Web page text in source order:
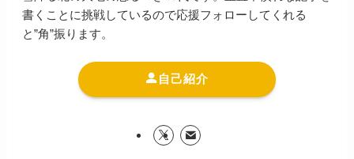
書くことに挑戦しているので応援フォローしてくれる
と”角”振ります。
自己紹介